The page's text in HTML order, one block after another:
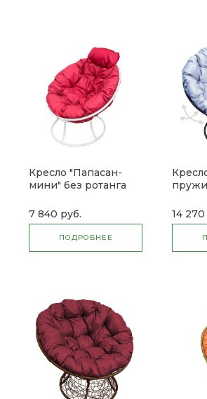
Кресло "Папасан-
мини" без ротанга
7 840 руб.
ПОДРОБНЕЕ
14 270